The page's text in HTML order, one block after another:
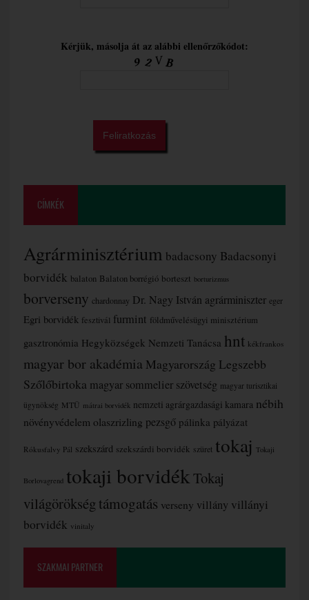
Kérjük, másolja át az alábbi ellenőrzőkódot:
CÍMKÉK
Agrárminisztérium badacsony Badacsonyi
borvidék balaton Balaton borrégió borteszt borturizmus
borverseny chardonnay Dr. Nagy István agrárminiszter eger
Egri borvidék fesztivál furmint földművelésügyi minisztérium
gasztronómia Hegyközségek Nemzeti Tanácsa hnt kékfrankos
magyar bor akadémia Magyarország Legszebb
Szőlőbirtoka magyar sommelier szövetség magyar turisztikai
ügynökség MTÜ mátrai borvidék nemzeti agrárgazdasági kamara nébih
növényvédelem olaszrizling pezsgő pálinka pályázat
Rókusfalvy Pál szekszárd szekszárdi borvidék szüret tokaj Tokaji
Borlovagrend tokaji borvidékTokaj
világörökségtámogatás verseny villány villányi
borvidék vinitaly
SZAKMAI PARTNER